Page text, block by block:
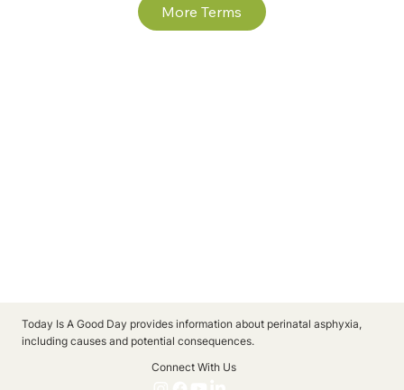
More Terms
Today Is A Good Day provides information about perinatal asphyxia,
including causes and potential consequences.
Connect With Us